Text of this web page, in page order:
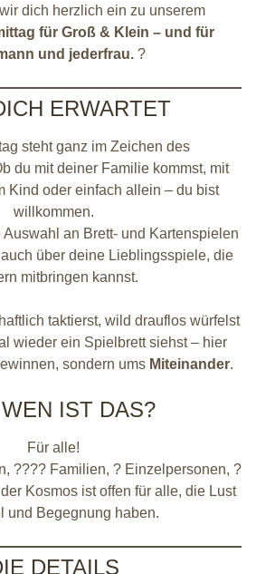
dich herzlich ein zu unserem
für Groß & Klein – und für
und jederfrau. ?
ERWARTET
steht ganz im Zeichen des
du mit deiner Familie kommst, mit
Kind oder einfach allein – du bist
willkommen.
an Brett- und Kartenspielen
über deine Lieblingsspiele, die
mitbringen kannst.
taktierst, wild drauflos würfelst
wieder ein Spielbrett siehst – hier
sondern ums Miteinander.
IST DAS?
Für alle!
?‍?‍?‍? Familien, ? Einzelpersonen, ?
Kosmos ist offen für alle, die Lust
und Begegnung haben.
DETAILS